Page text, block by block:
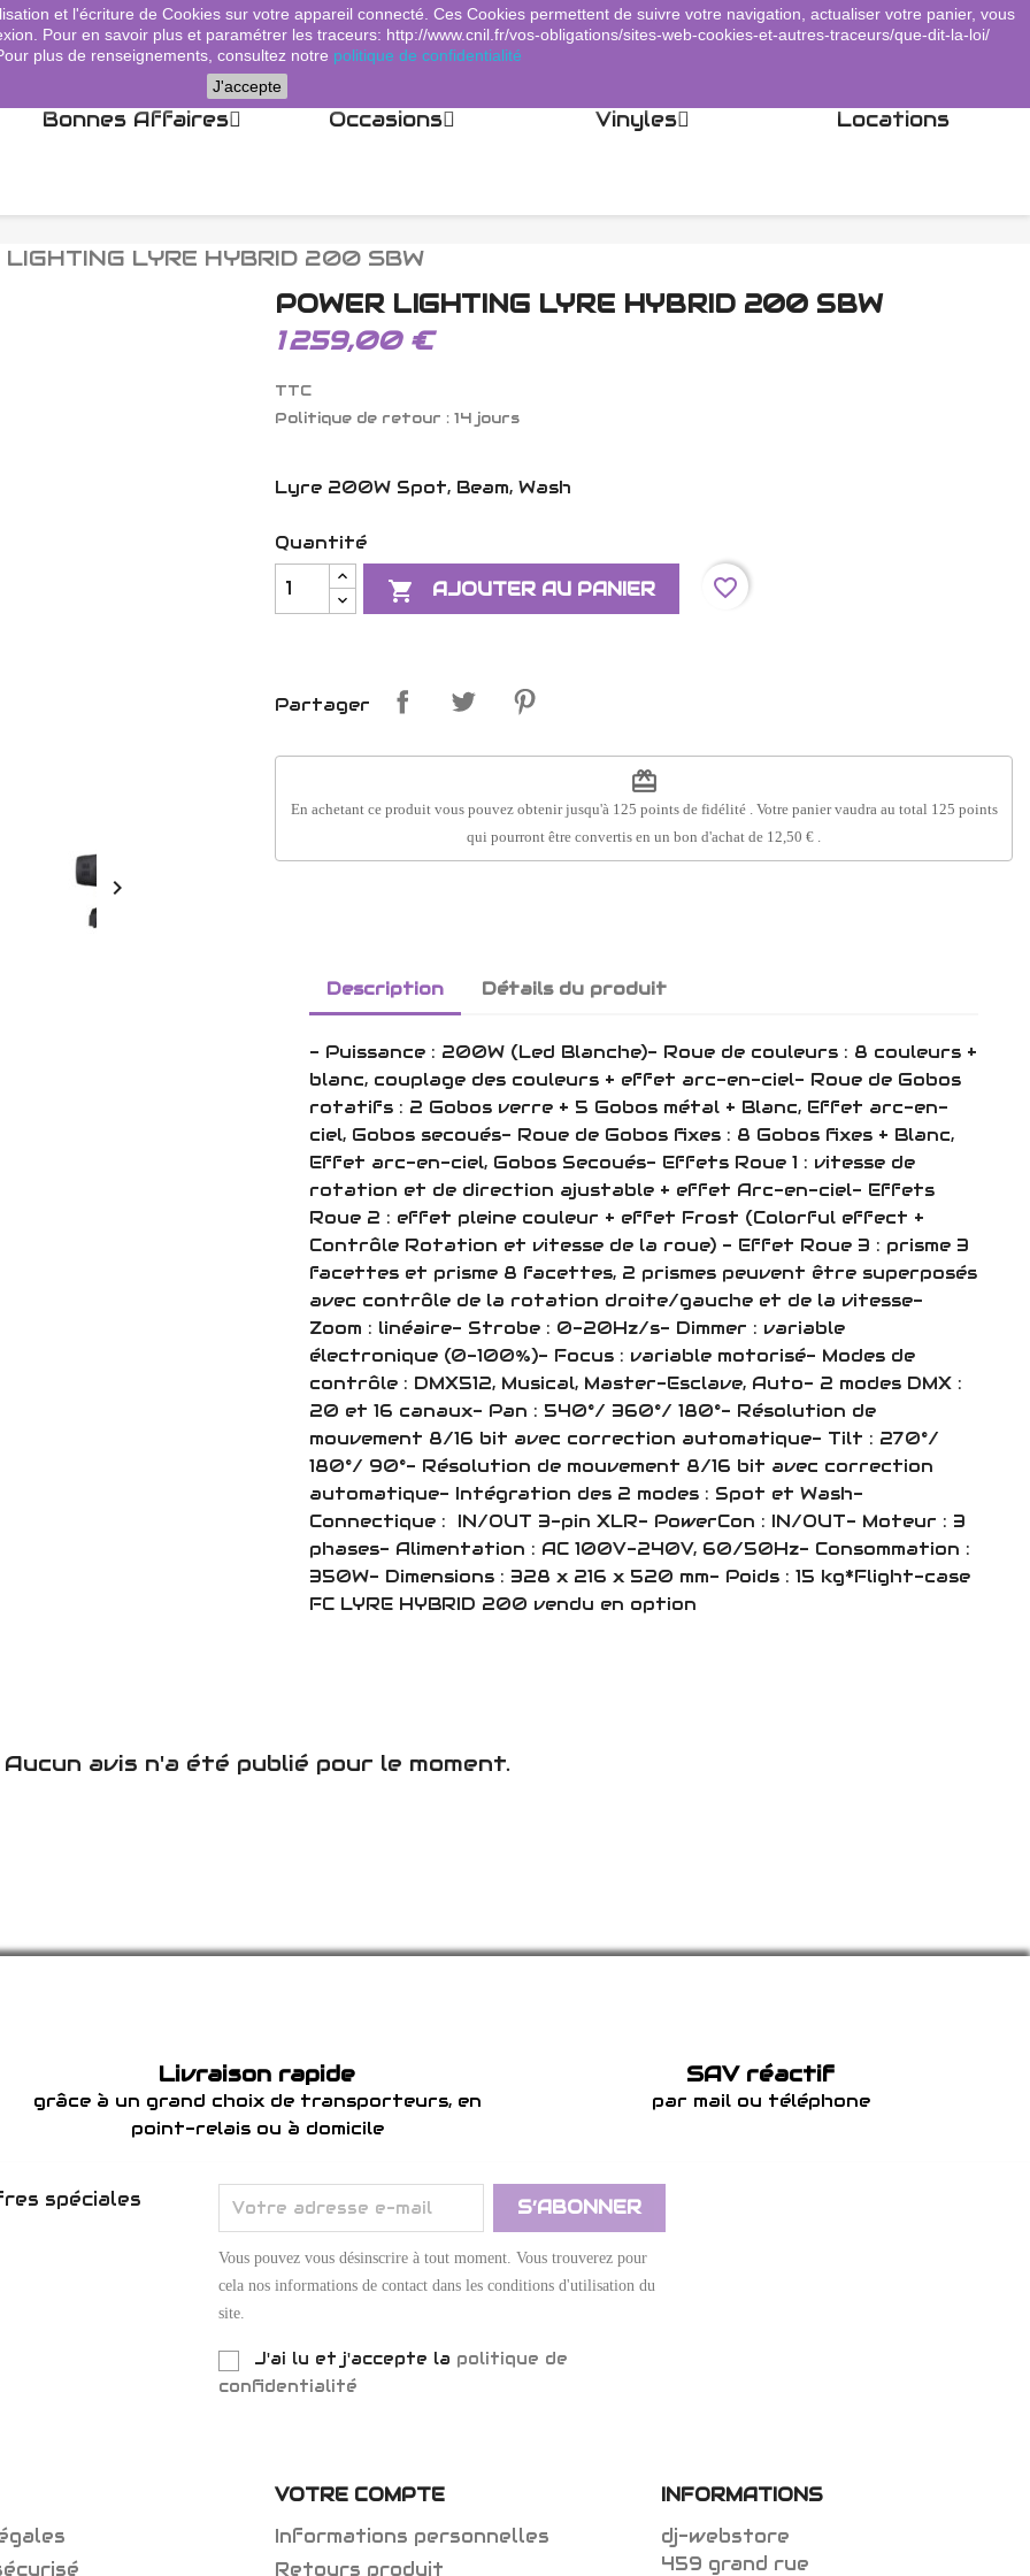
 Connexion shopping_cart Panier (0)
Bonnes Affaires Occasions Vinyles Locations
LIGHTING LYRE HYBRID 200 SBW

POWER LIGHTING LYRE HYBRID 200 SBW
1 259,00 €
TTC
Politique de retour : 14 jours
Lyre 200W Spot, Beam, Wash
Quantité
 AJOUTER AU PANIER favorite_border
Partager
redeem
En achetant ce produit vous pouvez obtenir jusqu'à 125 points de fidélité. Votre panier vaudra au total 125 points
qui pourront être convertis en un bon d'achat de 12,50 €
Description Détails du produit
- Puissance : 200W (Led Blanche)- Roue de couleurs : 8 couleurs +
blanc, couplage des couleurs + effet arc-en-ciel- Roue de Gobos
rotatifs : 2 Gobos verre + 5 Gobos métal + Blanc, Effet arc-en-
ciel, Gobos secoués- Roue de Gobos fixes : 8 Gobos fixes + Blanc,
Effet arc-en-ciel, Gobos Secoués- Effets Roue 1 : vitesse de
rotation et de direction ajustable + effet Arc-en-ciel- Effets
Roue 2 : effet pleine couleur + effet Frost (Colorful effect +
Contrôle Rotation et vitesse de la roue) - Effet Roue 3 : prisme 3
facettes et prisme 8 facettes, 2 prismes peuvent être superposés
avec contrôle de la rotation droite/gauche et de la vitesse-
Zoom : linéaire- Strobe : 0-20Hz/s- Dimmer : variable
électronique (0-100%)- Focus : variable motorisé- Modes de
contrôle : DMX512, Musical, Master-Esclave, Auto- 2 modes DMX :
20 et 16 canaux- Pan : 540°/ 360°/ 180°- Résolution de
mouvement 8/16 bit avec correction automatique- Tilt : 270°/
180°/ 90°- Résolution de mouvement 8/16 bit avec correction
automatique- Intégration des 2 modes : Spot et Wash-
Connectique : IN/OUT 3-pin XLR- PowerCon : IN/OUT- Moteur : 3
phases- Alimentation : AC 100V-240V, 60/50Hz- Consommation :
350W- Dimensions : 328 x 216 x 520 mm- Poids : 15 kg*Flight-case
FC LYRE HYBRID 200 vendu en option
Aucun avis n'a été publié pour le moment.
Livraison rapide
grâce à un grand choix de transporteurs, en
point-relais ou à domicile
SAV réactif
par mail ou téléphone
spéciales
Vous pouvez vous désinscrire à tout moment. Vous trouverez pour
cela nos informations de contact dans les conditions d'utilisation du
site.
J'ai lu et j'accepte la politique de
confidentialité
VOTRE COMPTE
Informations personnelles
Retours produit
INFORMATIONS
dj-webstore
459 grand rue
et l'écriture de Cookies sur votre appareil connecté. Ces Cookies permettent de suivre votre navigation, actualiser votre panier, vous
Pour en savoir plus et paramétrer les traceurs: http://www.cnil.fr/vos-obligations/sites-web-cookies-et-autres-traceurs/que-dit-la-loi/
plus de renseignements, consultez notre politique de confidentialité
J'accepte